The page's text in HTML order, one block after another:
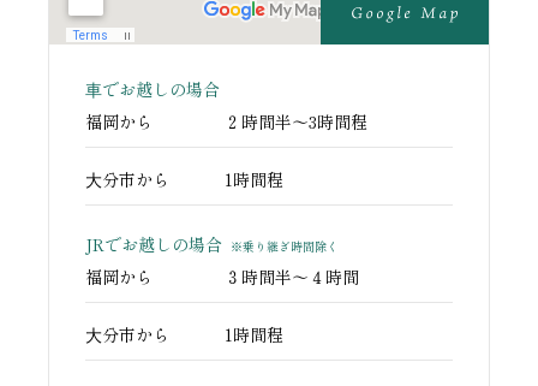
⾞でお越しの場合
福岡から
２時間半〜3時間程
⼤分市から 1時間程
JRでお越しの場合 ※乗り継ぎ時間除く
福岡から ３時間半〜４時間
⼤分市から 1時間程